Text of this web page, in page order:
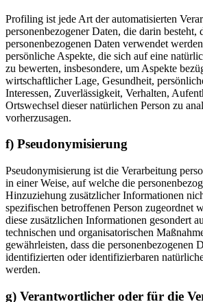
Profiling ist jede Art der automatisierten
personenbezogener Daten, die darin besteht,
personenbezogenen Daten verwendet
persönliche Aspekte, die sich auf eine
zu bewerten, insbesondere, um Aspekte
wirtschaftlicher Lage, Gesundheit,
Interessen, Zuverlässigkeit, Verhalten,
Ortswechsel dieser natürlichen Person zu
vorherzusagen.
f) Pseudonymisierung
Pseudonymisierung ist die Verarbeitung
in einer Weise, auf welche die
Hinzuziehung zusätzlicher Informationen
spezifischen betroffenen Person zugeordnet
diese zusätzlichen Informationen gesondert
technischen und organisatorischen
gewährleisten, dass die personenbezogenen
identifizierten oder identifizierbaren
werden.
g) Verantwortlicher oder für die